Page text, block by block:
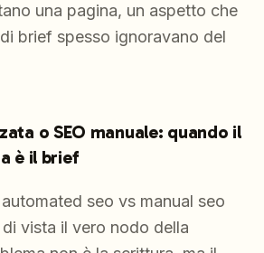
una pagina, un aspetto che
brief spesso ignoravano del
o SEO manuale: quando il
è il brief
seo vs manual seo
vista il vero nodo della